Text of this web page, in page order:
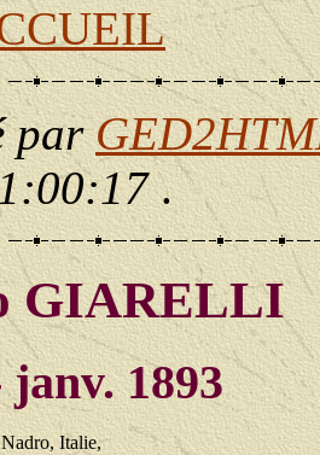
par
.
GIARELLI
1893
Italie,